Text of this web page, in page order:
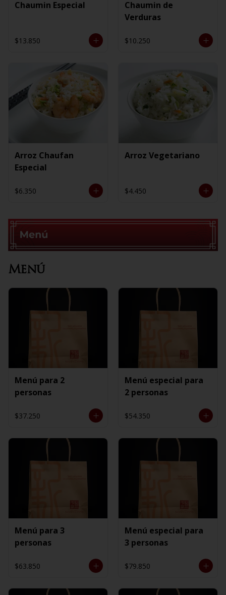
Chaumin Especial
$13.850
Chaumin de
Verduras
$10.250
Arroz Chaufan
Especial
$6.350
Arroz Vegetariano
$4.450
Menú
Menú para 2
personas
$37.250
Menú especial para
2 personas
$54.350
Menú para 3
personas
$63.850
Menú especial para
3 personas
$79.850